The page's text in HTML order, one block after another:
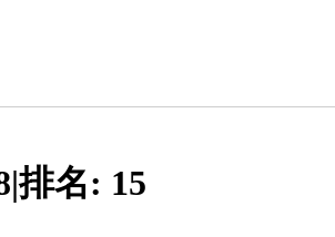
|排名: 15